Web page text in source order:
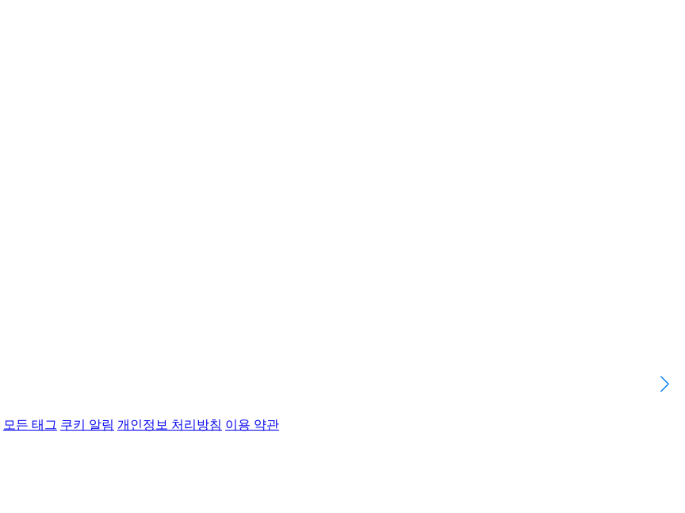
모든 태그 쿠키 알림 개인정보 처리방침 이용 약관